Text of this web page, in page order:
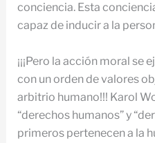
conciencia. Esta
capaz de inducir a la
¡¡¡Pero la acción moral se
con un orden de valores
arbitrio humano!!! Karol
“derechos humanos” y
primeros pertenecen a la